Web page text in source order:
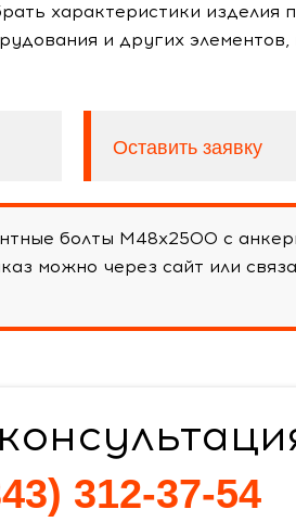
характеристики
и других
Оставить заявку
болты М48х2500 с
можно через сайт или
312-37-54